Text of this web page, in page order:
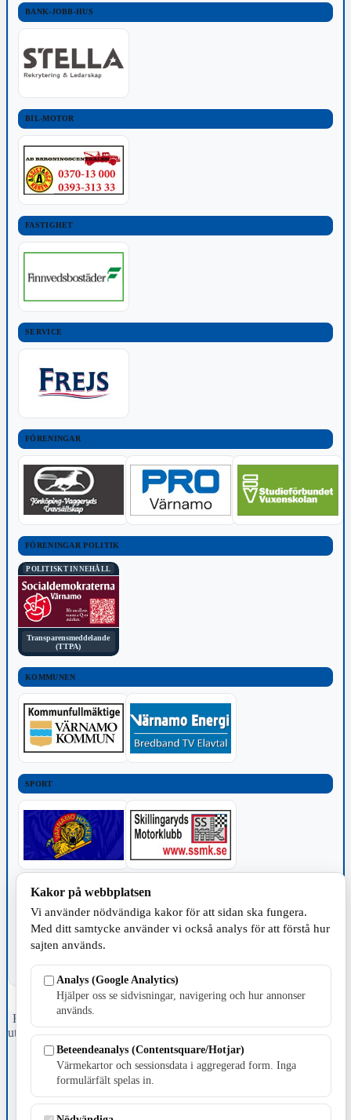
BANK-JOBB-HUS
BIL-MOTOR
FASTIGHET
SERVICE
FÖRENINGAR
FÖRENINGAR POLITIK
POLITISKT INNEHÅLL
Transparensmeddelande
(TTPA)
KOMMUNEN
SPORT
TILLVERKNING
Fristående webbtidningsföretag grundat 1991 som sedan 2002 ger
ut tidningen Skillingaryd.nu och 2010 lanserades Värnamo.nu. Från
april 2026 omfattar Skillingaryd.nu tre kommuner: Gnosjö,
Värnamo och Vaggeryds kommun.
Kontakta oss
E-post: redaktionen@skillingaryd.nu
Postadress: Gisslaköp 1, 568 92 Skillingaryd
Kakor på webbplatsen
Vi använder nödvändiga kakor för att sidan ska fungera.
Med ditt samtycke använder vi också analys för att förstå hur
sajten används.
Analys (Google Analytics)
Hjälper oss se sidvisningar, navigering och hur annonser
används.
Beteendeanalys (Contentsquare/Hotjar)
Värmekartor och sessionsdata i aggregerad form. Inga
formulärfält spelas in.